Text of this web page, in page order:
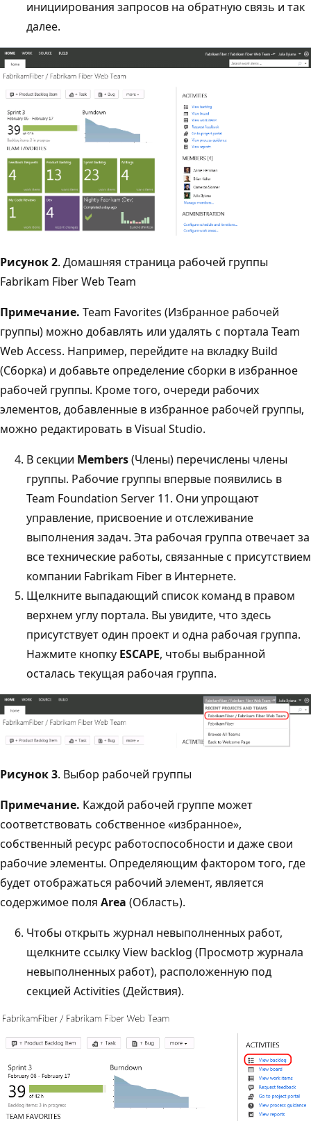
инициирования запросов на обратную связь и так
далее.
Рисунок 2. Домашняя страница рабочей группы
Fabrikam Fiber Web Team
Примечание. Team Favorites (Избранное рабочей
группы) можно добавлять или удалять с портала Team
Web Access. Например, перейдите на вкладку Build
(Сборка) и добавьте определение сборки в избранное
рабочей группы. Кроме того, очереди рабочих
элементов, добавленные в избранное рабочей группы,
можно редактировать в Visual Studio.
В секции Members(Члены) перечислены члены
группы. Рабочие группы впервые появились в
Team Foundation Server 11. Они упрощают
управление, присвоение и отслеживание
выполнения задач. Эта рабочая группа отвечает за
все технические работы, связанные с присутствием
компании Fabrikam Fiber в Интернете.
Щелкните выпадающий список команд в правом
верхнем углу портала. Вы увидите, что здесь
присутствует один проект и одна рабочая группа.
Нажмите кнопку ESCAPE, чтобы выбранной
осталась текущая рабочая группа.
Рисунок 3. Выбор рабочей группы
Примечание. Каждой рабочей группе может
соответствовать собственное «избранное»,
собственный ресурс работоспособности и даже свои
рабочие элементы. Определяющим фактором того, где
будет отображаться рабочий элемент, является
содержимое поля Area (Область).
Чтобы открыть журнал невыполненных работ,
щелкните ссылку View backlog (Просмотр журнала
невыполненных работ), расположенную под
секцией Activities (Действия).